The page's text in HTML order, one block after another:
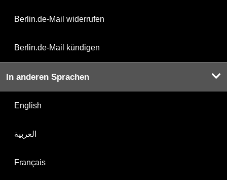
Berlin.de-Mail widerrufen
Berlin.de-Mail kündigen
In anderen Sprachen
English
العربية
Français